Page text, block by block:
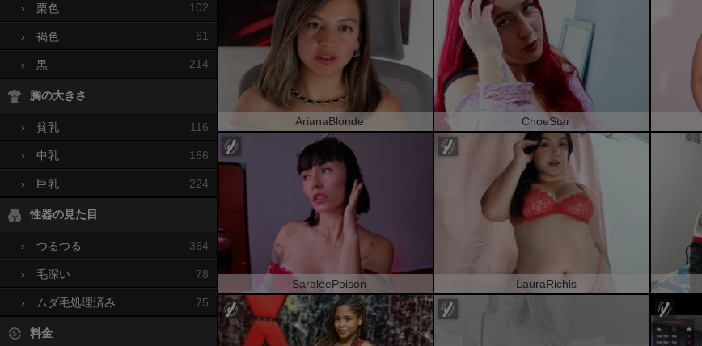
› 栗色 102
› 褐色 61
› 黒 214
胸の大きさ
› 貧乳 116
› 中乳 166
› 巨乳 224
性器の見た目
› つるつる 364
› 毛深い 78
› ムダ毛処理済み 75
料金
ArianaBlonde ChoeStar
SaraleePoison LauraRichis